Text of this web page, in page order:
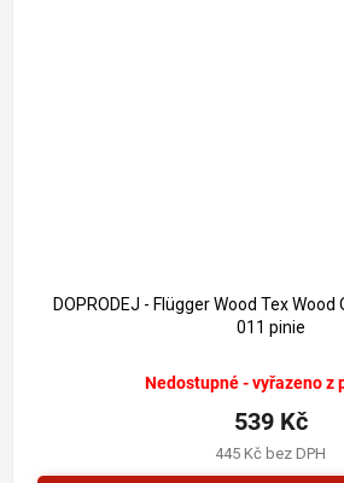
DOPRODEJ - Flügger Wood Tex Wood
011 pinie
Nedostupné - vyřazeno z
445 Kč bez DPH
539 Kč